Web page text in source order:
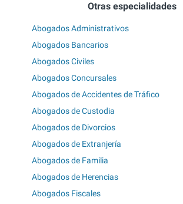
Otras especialidades
Abogados Administrativos
Abogados Bancarios
Abogados Civiles
Abogados Concursales
Abogados de Accidentes de Tráfico
Abogados de Custodia
Abogados de Divorcios
Abogados de Extranjería
Abogados de Familia
Abogados de Herencias
Abogados Fiscales